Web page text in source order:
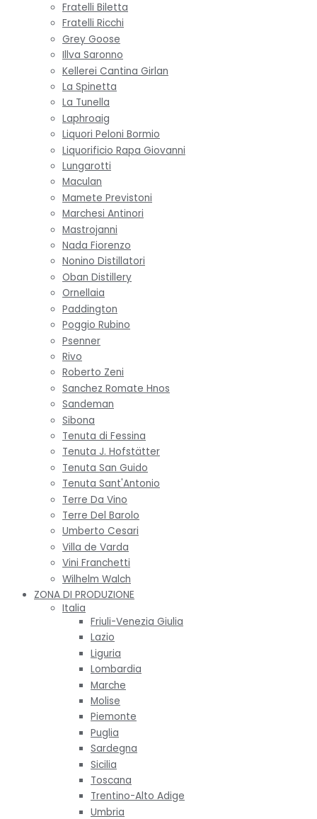
Fratelli Biletta
Fratelli Ricchi
Grey Goose
Illva Saronno
Kellerei Cantina Girlan
La Spinetta
La Tunella
Laphroaig
Liquori Peloni Bormio
Liquorificio Rapa Giovanni
Lungarotti
Maculan
Mamete Previstoni
Marchesi Antinori
Mastrojanni
Nada Fiorenzo
Nonino Distillatori
Oban Distillery
Ornellaia
Paddington
Poggio Rubino
Psenner
Rivo
Roberto Zeni
Sanchez Romate Hnos
Sandeman
Sibona
Tenuta di Fessina
Tenuta J. Hofstätter
Tenuta San Guido
Tenuta Sant'Antonio
Terre Da Vino
Terre Del Barolo
Umberto Cesari
Villa de Varda
Vini Franchetti
Wilhelm Walch
ZONA DI PRODUZIONE
Italia
Friuli-Venezia Giulia
Lazio
Liguria
Lombardia
Marche
Molise
Piemonte
Puglia
Sardegna
Sicilia
Toscana
Trentino-Alto Adige
Umbria